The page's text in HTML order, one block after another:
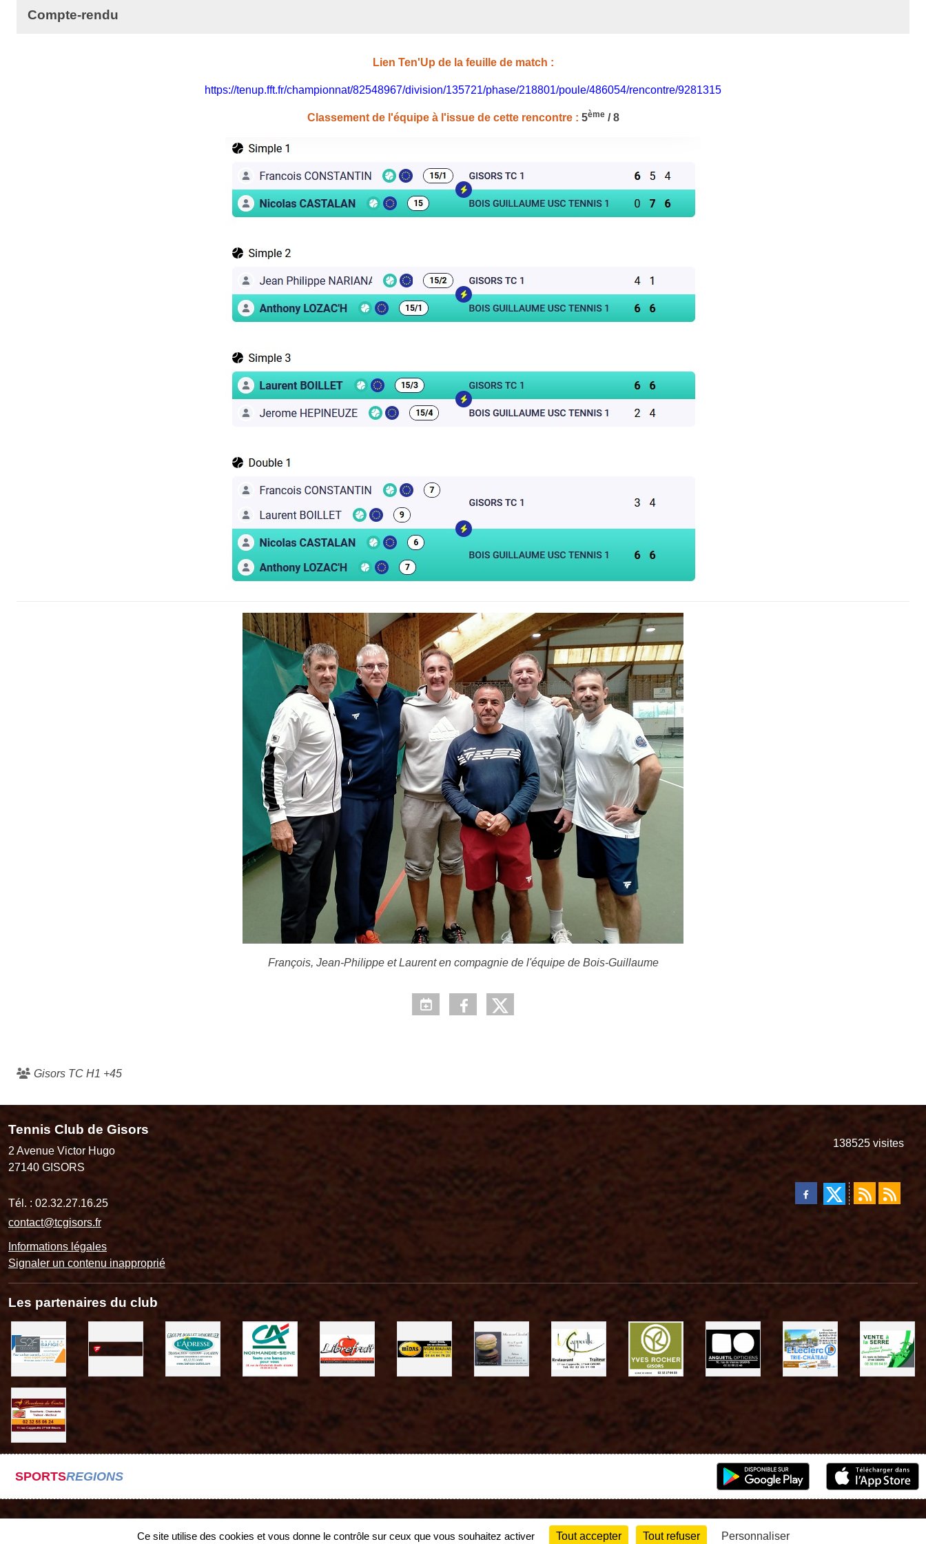
Compte-rendu
Lien Ten'Up de la feuille de match :
https://tenup.fft.fr/championnat/82548967/division/135721/phase/218801/poule/486054/rencontre/9281315
Classement de l'équipe à l'issue de cette rencontre : 5ème/ 8
François, Jean-Philippe et Laurent en compagnie de l'équipe de Bois-Guillaume
Gisors TC H1 +45
Tennis Club de Gisors
2 Avenue Victor Hugo
27140 GISORS
Tél. : 02.32.27.16.25
contact@tcgisors.fr
Informations légales
Signaler un contenu inapproprié
138525 visites
Les partenaires du club
SPORTSREGIONS
Gestion des cookies
Ce site utilise des cookies et vous donne le contrôle sur ceux que vous souhaitez activer Tout accepter Tout refuser Personnaliser